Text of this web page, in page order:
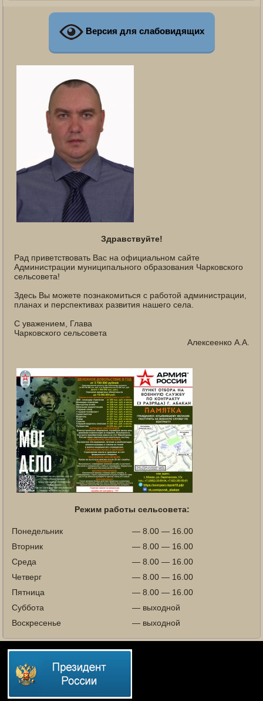
Версия для слабовидящих
Здравствуйте!
Рад приветствовать Вас на официальном сайте
Администрации муниципального образования Чарковского
сельсовета!
Здесь Вы можете познакомиться с работой администрации,
планах и перспективах развития нашего села.
С уважением, Глава
Чарковского сельсовета
Алексеенко А.А.
Режим работы сельсовета:
Понедельник
— 8.00 — 16.00
Вторник
— 8.00 — 16.00
Среда
— 8.00 — 16.00
Четверг
— 8.00 — 16.00
Пятница
— 8.00 — 16.00
Суббота
— выходной
Воскресенье
— выходной